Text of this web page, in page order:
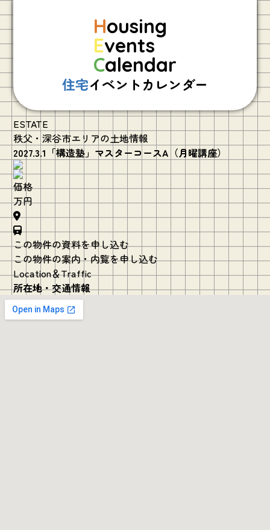
Housing
Events
Calendar
住宅イベントカレンダー
ESTATE
秩父・深谷市エリアの土地情報
2027.3.1「構造塾」マスターコースA（月曜講座）
価格
万円
この物件の資料を申し込む
この物件の案内・内覧を申し込む
Location＆Traffic
所在地・交通情報